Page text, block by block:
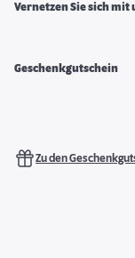
Vernetzen Sie sich mit
Geschenkgutschein
Zu den